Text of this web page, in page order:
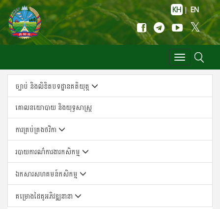
KH | EN
Toggle
navigation
ច្បាប់ និងលិខិតបទដ្ឋានគតិយុត្ត
គោលន​យោបាយ និង​យុទ្ធសា​ស្ត្រ
ការគ្រប់គ្រងថវិកា
របាយការណ៌ការងារកសិកម្ម
ឯកសារសហគមន៍កសិកម្ម
គម្រោងដៃគូអភិវឌ្ឍនានា